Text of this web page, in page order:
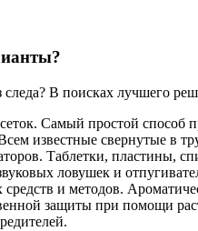
следа? В поисках лучшего
Самый простой способ
известные свернутые в
Таблетки, пластины,
ловушек и
и методов.
защиты при помощи